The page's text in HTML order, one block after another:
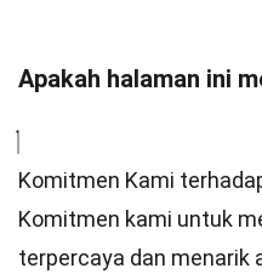
Apakah halaman ini
Komitmen Kami
Komitmen kami untuk
terpercaya dan menarik